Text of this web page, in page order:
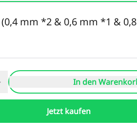
(0,4 mm *2 & 0,6 mm *1 &
In den
Jetzt kaufen